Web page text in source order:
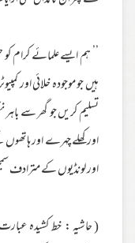
’’ ہم ایسے علمائے
ہیں جو موجودہ خلائی اور
تسلیم کریں جو گھر سے
اور کھلے چہرے اور ہاتھوں
اور لونڈیوں کے مترادف
( حاشیہ : خط کشیدہ